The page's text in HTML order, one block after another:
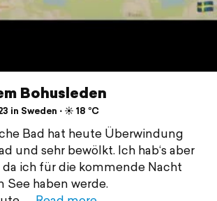
Bohusleden
in Sweden ⋅ ☀️ 18 °C
Bad hat heute Überwindung
und sehr bewölkt. Ich hab‘s aber
ich für die kommende Nacht
See haben werde.